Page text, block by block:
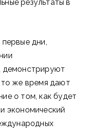
результаты в
дни,
демонстрируют
то же время дают
о том, как будет
экономический